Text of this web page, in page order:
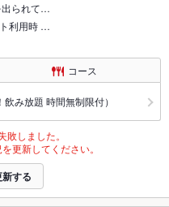
られて…
利用時 …
コース
み放題 時間無制限付）
しました。
更新してください。
する